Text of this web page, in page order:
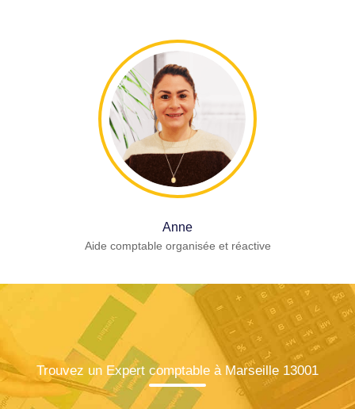
Anne
Aide comptable organisée et réactive
Trouvez un Expert comptable à Marseille 13001